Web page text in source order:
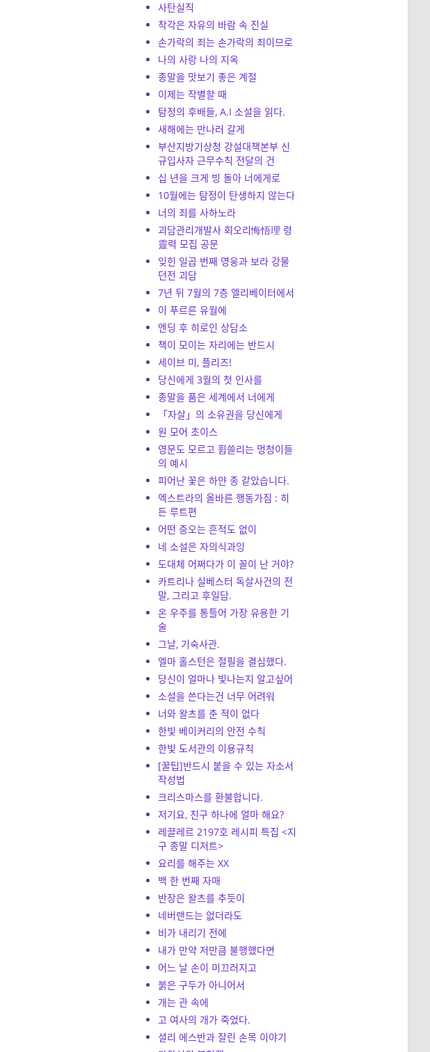
사탄실직
착각은 자유의 바람 속 진실
손가락의 죄는 손가락의 죄이므로
나의 사랑 나의 지옥
종말을 맛보기 좋은 계절
이제는 작별할 때
탐정의 후배들, A.I 소설을 읽다.
새해에는 만나러 갈게
부산지방기상청 강설대책본부 신
규입사자 근무수칙 전달의 건
십 년을 크게 빙 돌아 너에게로
10월에는 탐정이 탄생하지 않는다
너의 죄를 사하노라
괴담관리개발사 회오리悔悟理 령
靈력 모집 공문
잊힌 일곱 번째 영웅과 보라 강물
던전 괴담
7년 뒤 7월의 7층 엘리베이터에서
이 푸르른 유월에
엔딩 후 히로인 상담소
책이 모이는 자리에는 반드시
세이브 미, 플리즈!
당신에게 3월의 첫 인사를
종말을 품은 세계에서 너에게
「자살」의 소유권을 당신에게
원 모어 초이스
영문도 모르고 휩쓸리는 멍청이들
의 예시
피어난 꽃은 하얀 종 같았습니다.
엑스트라의 올바른 행동가짐 : 히
든 루트편
어떤 증오는 흔적도 없이
네 소설은 자의식과잉
도대체 어쩌다가 이 꼴이 난 거야?
카트리나 실베스터 독살사건의 전
말, 그리고 후일담.
온 우주를 통틀어 가장 유용한 기
술
그날, 기숙사관.
엘마 홀스턴은 절필을 결심했다.
당신이 얼마나 빛나는지 알고싶어
소설을 쓴다는건 너무 어려워
너와 왈츠를 춘 적이 없다
한빛 베이커리의 안전 수칙
한빛 도서관의 이용규칙
[꿀팁]반드시 붙을 수 있는 자소서
작성법
크리스마스를 환불합니다.
저기요, 친구 하나에 얼마 해요?
레끌레르 2197호 레시피 특집 <지
구 종말 디저트>
요리를 해주는 XX
백 한 번째 자매
반장은 왈츠를 추듯이
네버랜드는 없더라도
비가 내리기 전에
내가 만약 저만큼 불행했다면
어느 날 손이 미끄러지고
붉은 구두가 아니어서
개는 관 속에
고 여사의 개가 죽었다.
셜리 에스반과 잘린 손목 이야기